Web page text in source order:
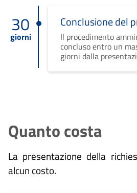
30
giorni
Conclusione del
Il procedimento
concluso entro un
giorni dalla
Quanto costa
La presentazione della
alcun costo.